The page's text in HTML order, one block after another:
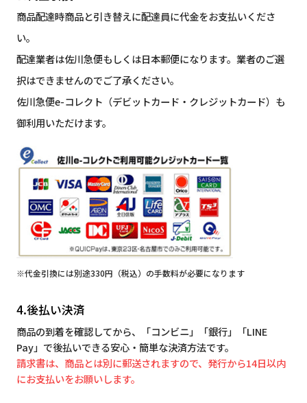
商品配達時商品と引き替えに配達員に代金をお支払いくださ
い。
配達業者は佐川急便もしくは日本郵便になります。業者のご選
択はできませんのでご了承ください。
佐川急便e-コレクト（デビットカード・クレジットカード）も
御利用いただけます。
※代金引換には別途330円（税込）の手数料が必要になります
4.後払い決済
商品の到着を確認してから、「コンビニ」「銀行」「LINE
Pay」で後払いできる安心・簡単な決済方法です。
請求書は、商品とは別に郵送されますので、発行から14日以内
にお支払いをお願いします。